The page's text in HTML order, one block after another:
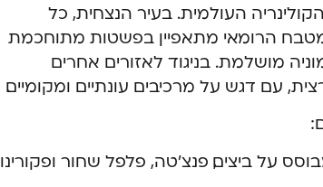
העולמית. בעיר הנצחית, כל
הרומאי מתאפיין בפשטות מתוחכמת
מושלמת. בניגוד לאזורים אחרים
עם דגש על מרכיבים עונתיים ומקומיים.
על ביצים, פנצ’טה, פלפל שחור ופקורינו